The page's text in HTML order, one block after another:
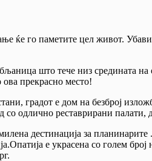
ќе го паметите цел живот.
што тече низ средината
ова прекрасно место!
градот е дом на безброј
со одлично реставрирани
дестинација за
е украсена со голем